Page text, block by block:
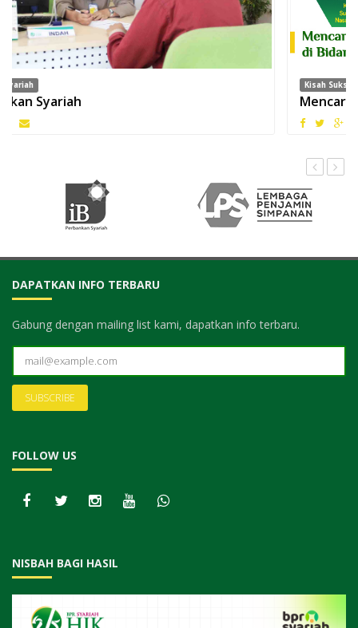
Kisah Sukses
Mencari Berkah di Bidang Pendidikan
DAPATKAN INFO TERBARU
Gabung dengan mailing list kami, dapatkan info terbaru.
FOLLOW US
NISBAH BAGI HASIL